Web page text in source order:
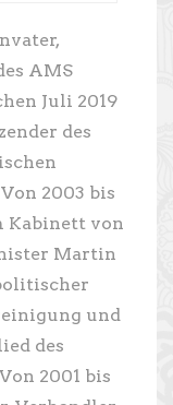
AMS
Juli 2019
des
2003 bis
Kabinett von
Martin
und
des
2001 bis